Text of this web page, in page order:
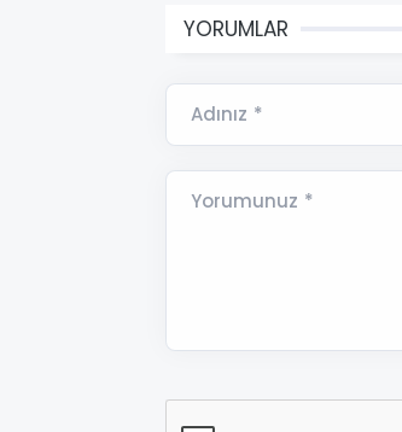
YORUMLAR
Adınız *
Yorumunuz *